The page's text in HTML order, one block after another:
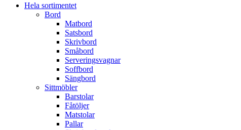
Hela sortimentet
Bord
Matbord
Satsbord
Skrivbord
Småbord
Serveringsvagnar
Soffbord
Sängbord
Sittmöbler
Barstolar
Fåtöljer
Matstolar
Pallar